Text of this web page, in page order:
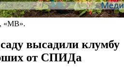
«МВ».
высадили клумбу
от СПИДа